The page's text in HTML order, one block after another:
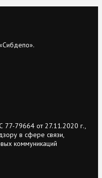
79664 от 27.11.2020 г.,
в сфере связи,
коммуникаций